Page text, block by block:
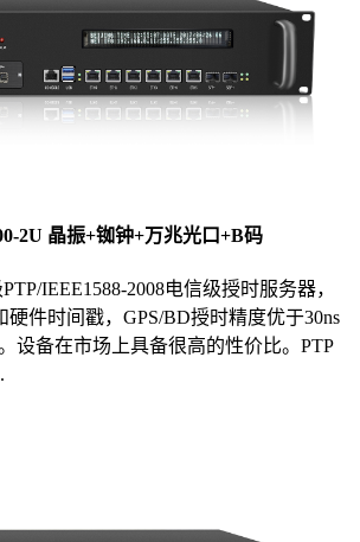
2U 晶振+铷钟+万兆光口+B码
IEEE1588-2008电信级授时服务器，
件时间戳，GPS/BD授时精度优于30ns
设备在市场上具备很高的性价比。PTP